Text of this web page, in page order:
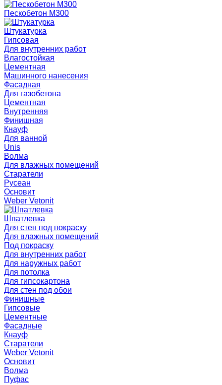
Пескобетон М300
Штукатурка
Гипсовая
Для внутренних работ
Влагостойкая
Цементная
Машинного нанесения
Фасадная
Для газобетона
Цементная
Внутренняя
Финишная
Кнауф
Для ванной
Unis
Волма
Для влажных помещений
Старатели
Русеан
Основит
Weber Vetonit
Шпатлевка
Для стен под покраску
Для влажных помещений
Под покраску
Для внутренних работ
Для наружных работ
Для потолка
Для гипсокартона
Для стен под обои
Финишные
Гипсовые
Цементные
Фасадные
Кнауф
Старатели
Weber Vetonit
Основит
Волма
Пуфас